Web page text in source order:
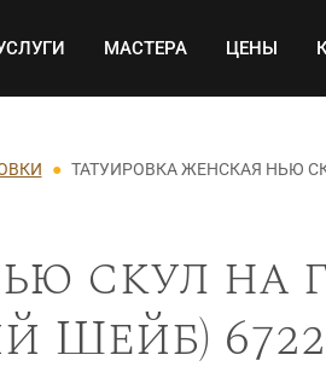
МАСТЕРА ЦЕНЫ
ТАТУИРОВКА ЖЕНСКАЯ НЬЮ
скул на
Шейб) 6722